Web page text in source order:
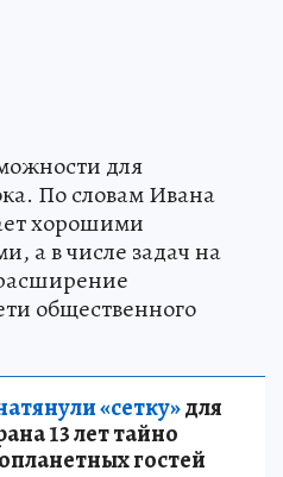
для
По словам Ивана
хорошими
а в числе задач на
общественного
«сетку»для
13 лет тайно
гостей